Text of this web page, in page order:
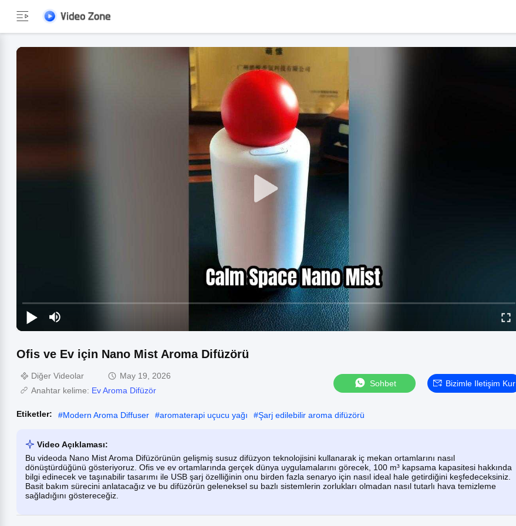
Ofis ve Ev için Nano Mist Aroma Difüzörü
Diğer Videolar
May 19, 2026
Anahtar kelime: Ev Aroma Difüzör
Sohbet Bizimle Iletişim Kur
Etiketler: #Modern Aroma Diffuser #aromaterapi uçucu yağı #Şarj edilebilir aroma difüzörü
Video Açıklaması:
Bu videoda Nano Mist Aroma Difüzörünün gelişmiş susuz difüzyon teknolojisini kullanarak iç mekan ortamlarını nasıl
dönüştürdüğünü gösteriyoruz. Ofis ve ev ortamlarında gerçek dünya uygulamalarını görecek, 100 m³ kapsama kapasitesi hakkında
bilgi edinecek ve taşınabilir tasarımı ile USB şarj özelliğinin onu birden fazla senaryo için nasıl ideal hale getirdiğini keşfedeceksiniz.
Basit bakım sürecini anlatacağız ve bu difüzörün geleneksel su bazlı sistemlerin zorlukları olmadan nasıl tutarlı hava temizleme
sağladığını göstereceğiz.